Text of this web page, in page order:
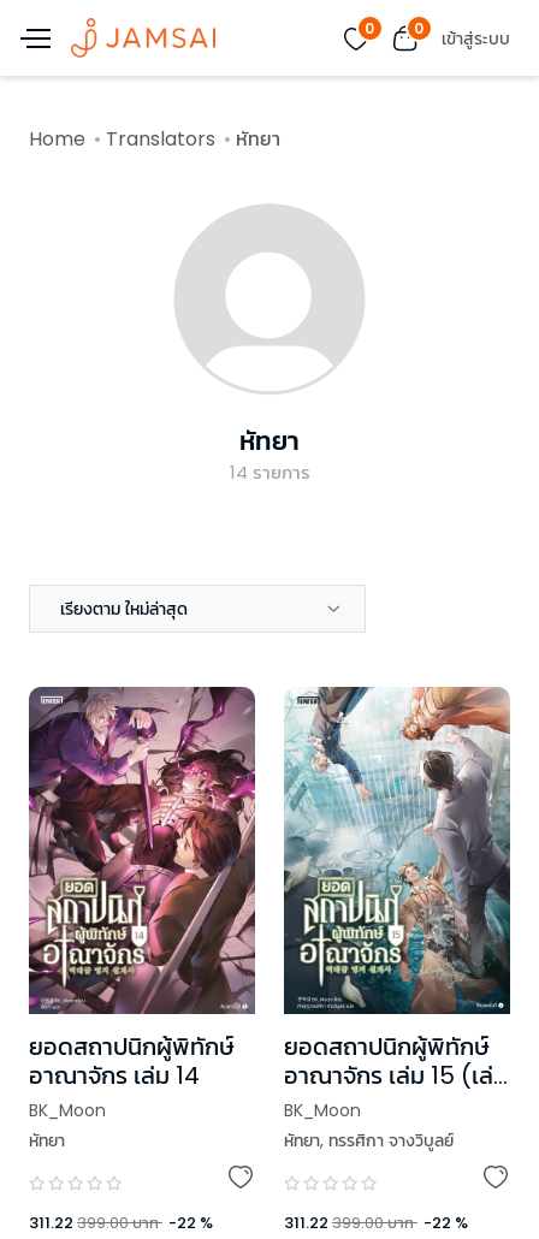
0 0 เข้าสู่ระบบ
Home Translators หัทยา
หัทยา
14 รายการ
เรียงตาม ใหม่ล่าสุด
ยอดสถาปนิกผู้พิทักษ์
อาณาจักร เล่ม 14
BK_Moon
หัทยา
311.22 399.00บาท -22 %
ยอดสถาปนิกผู้พิทักษ์
อาณาจักร เล่ม 15 (เล่ม
จบ)
BK_Moon
หัทยา, ทรรศิกา จางวิบูลย์
311.22 399.00บาท -22 %